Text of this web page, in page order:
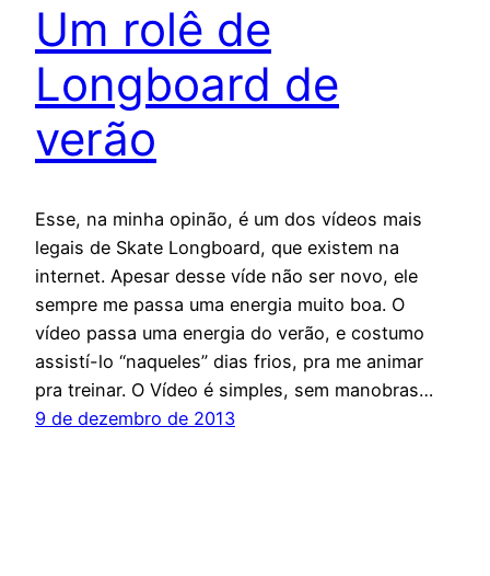
Um rolê de
Longboard de
verão
Esse, na minha opinão, é um dos vídeos mais
legais de Skate Longboard, que existem na
internet. Apesar desse víde não ser novo, ele
sempre me passa uma energia muito boa. O
vídeo passa uma energia do verão, e costumo
assistí-lo “naqueles” dias frios, pra me animar
pra treinar. O Vídeo é simples, sem manobras…
9 de dezembro de 2013